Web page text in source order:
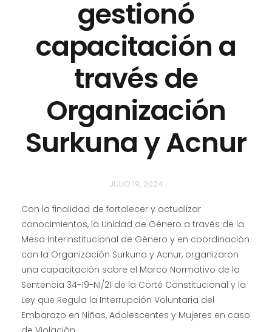
gestionó
capacitación a
través de
Organización
Surkuna y Acnur
JULIO 19, 2024
Con la finalidad de fortalecer y actualizar
conocimientos, la Unidad de Género a través de la
Mesa Interinstitucional de Género y en coordinación
con la Organización Surkuna y Acnur, organizaron
una capacitación sobre el Marco Normativo de la
Sentencia 34-19-NI/21 de la Corté Constitucional y la
Ley que Regula la Interrupción Voluntaria del
Embarazo en Niñas, Adolescentes y Mujeres en caso